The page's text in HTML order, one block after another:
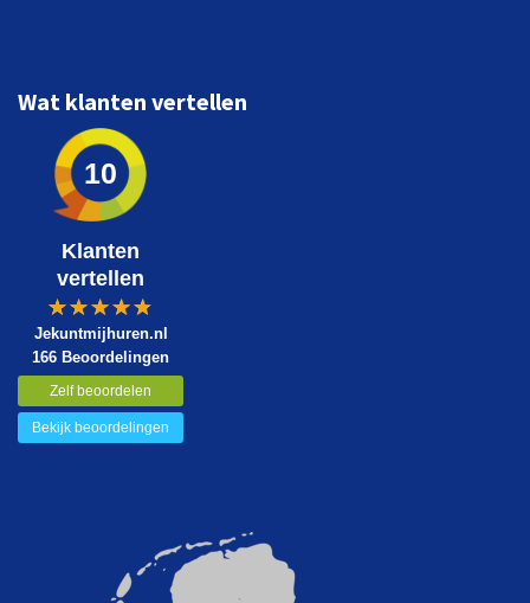
Wat klanten vertellen
10
Klanten
vertellen
Jekuntmijhuren.nl
166 Beoordelingen
Zelf beoordelen
Bekijk beoordelingen